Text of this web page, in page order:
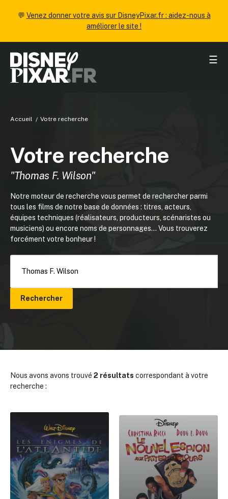
💬 Venez donner votre avis sur DisneyPixar.fr : aidez-nous à
améliorer le site !
☰
Accueil Votre recherche
Votre recherche
"Thomas F. Wilson"
Notre moteur de recherche vous permet de rechercher parmi
tous les films de notre base de données : titres, acteurs,
équipes techniques (réalisateurs, producteurs, scénaristes ou
musiciens) ou encore noms de personnages... Vous trouverez
forcément votre bonheur !
Rechercher
Nous avons avons trouvé 2 résultats correspondant à votre
recherche :